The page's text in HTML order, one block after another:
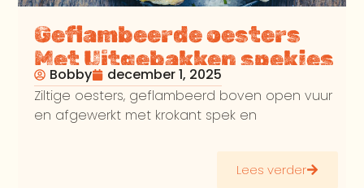
Geflambeerde oesters
Met Uitgebakken spekjes
en Parmezaanse kaas
Bobby
december 1, 2025
Ziltige oesters, geflambeerd boven open vuur
en afgewerkt met krokant spek en
Lees verder